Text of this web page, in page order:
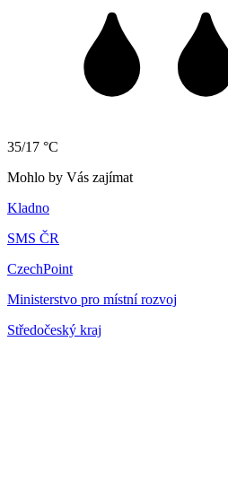
35/17 °C
Mohlo by Vás zajímat
Kladno
SMS ČR
CzechPoint
Ministerstvo pro místní rozvoj
Středočeský kraj